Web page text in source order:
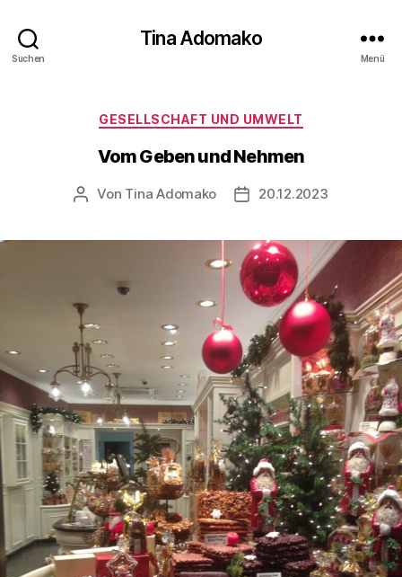
Suchen
Tina Adomako
Menü
Kategorien
GESELLSCHAFT UND UMWELT
Vom Geben und Nehmen
Beitragsautor
Von Tina Adomako Veröffentlichungsdatum
20.12.2023